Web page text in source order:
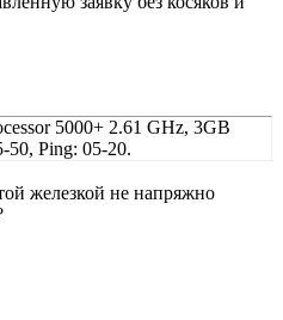
5000+ 2.61 GHz, 3GB
50, Ping: 05-20.
железкой не напряжно